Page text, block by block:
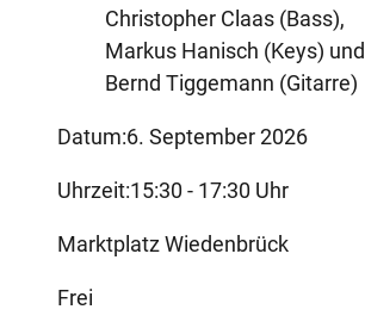
Christopher Claas (Bass),
Markus Hanisch (Keys) und
Bernd Tiggemann (Gitarre)
Datum:6. September 2026
Uhrzeit:15:30 - 17:30 Uhr
Marktplatz Wiedenbrück
Frei